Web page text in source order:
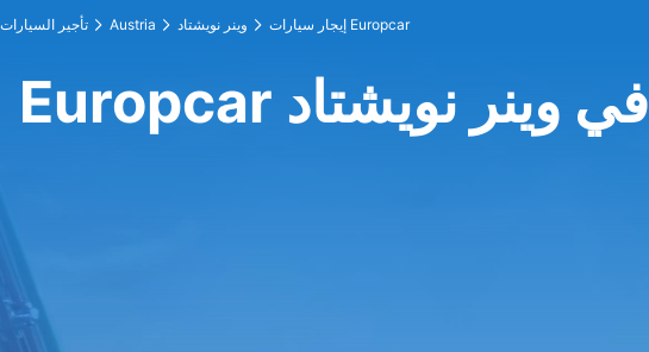
تأجير السيارات Austria وينر نويشتاد إيجار سيارات Europcar
Europcar في وينر نويشتاد